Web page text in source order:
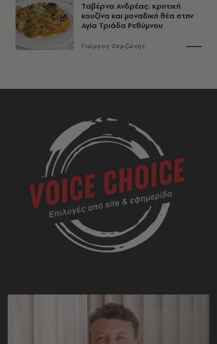
Ταβέρνα Ανδρέας: κρητική
κουζίνα και μοναδική θέα στην
Αγία Τριάδα Ρεθύμνου
Γιώργος Ζαρζώνης